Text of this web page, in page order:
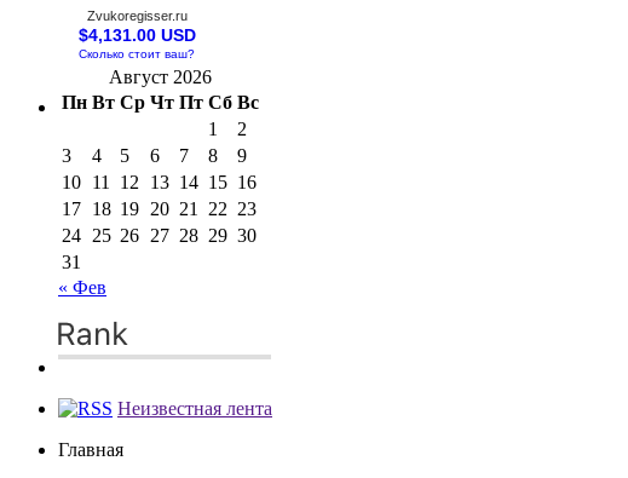
Zvukoregisser.ru
$4,131.00 USD
Сколько стоит ваш?
Август 2026
Пн Вт Ср Чт Пт Сб Вс
1
2
3
4 5 6 7 8
9
10 11 12 13 14 15 16
17 18 19 20 21 22 23
24 25 26 27 28 29 30
31
« Фев
Неизвестная лента
Главная